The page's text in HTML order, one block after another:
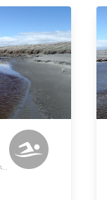
WAITARERE BEACH, MANAWATU-WANGANUI